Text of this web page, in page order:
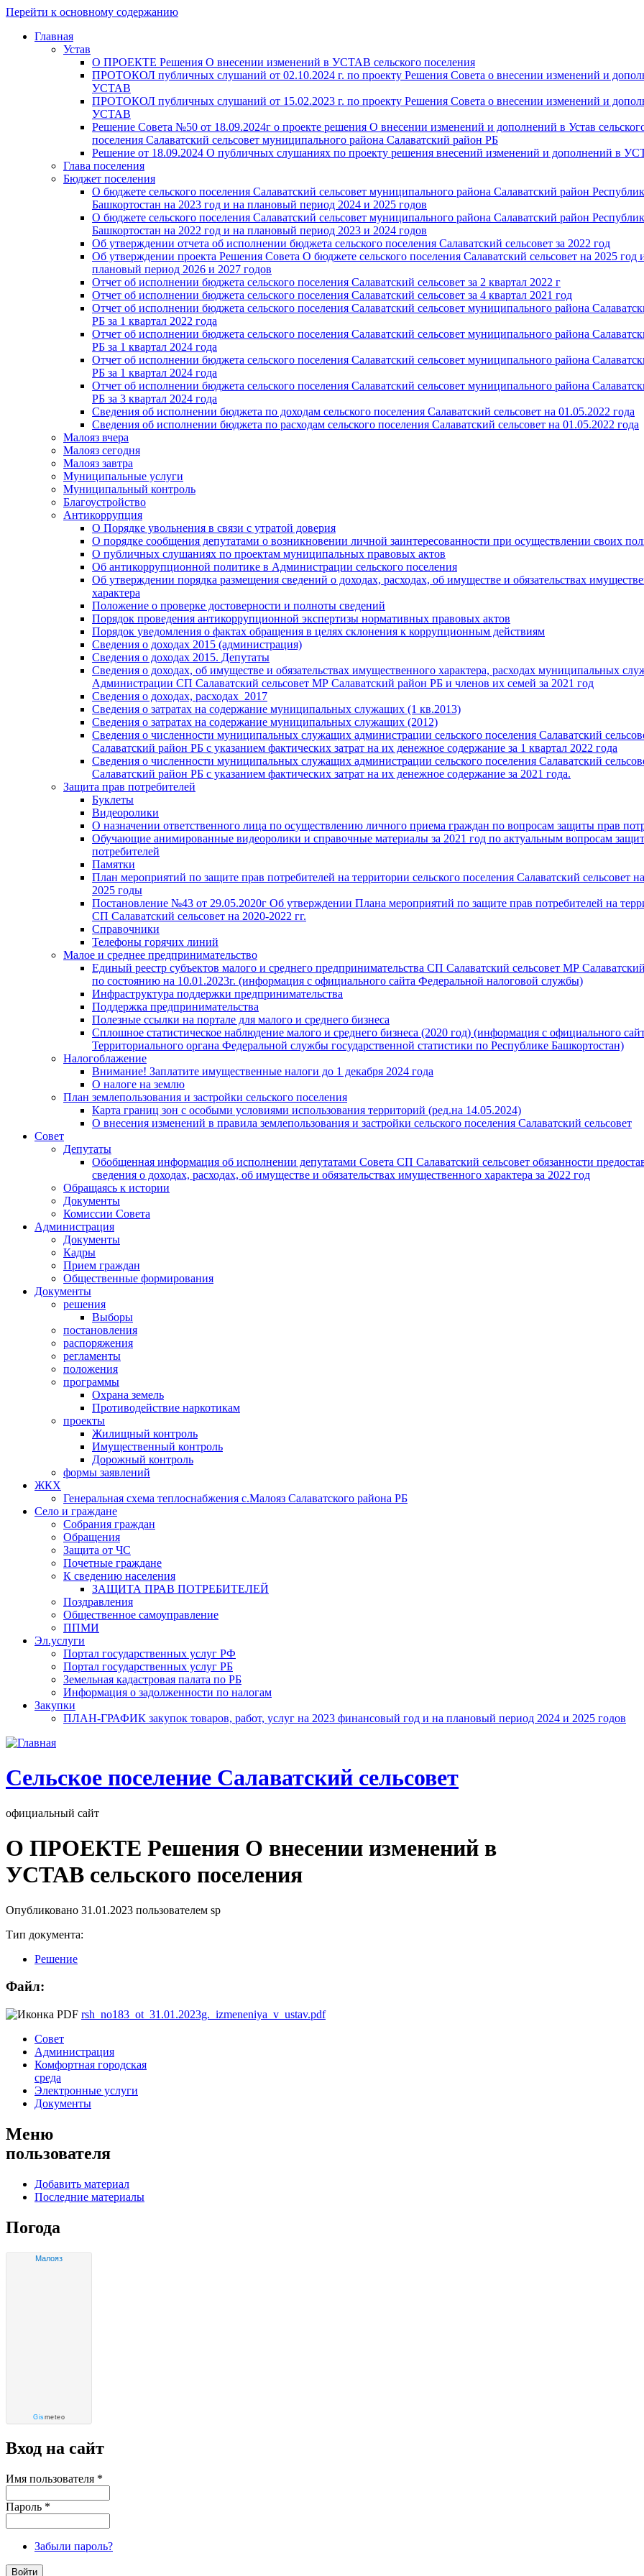
Перейти к основному содержанию
Главная
Устав
О ПРОЕКТЕ Решения О внесении изменений в УСТАВ сельского поселения
ПРОТОКОЛ публичных слушаний от 02.10.2024 г. по проекту Решения Совета о внесении изменений и
УСТАВ
ПРОТОКОЛ публичных слушаний от 15.02.2023 г. по проекту Решения Совета о внесении изменений и
УСТАВ
Решение Совета №50 от 18.09.2024г о проекте решения О внесении изменений и дополнений в Устав
поселения Салаватский сельсовет муниципального района Салаватский район РБ
Решение от 18.09.2024 О публичных слушаниях по проекту решения внесений изменений и дополнений в
Глава поселения
Бюджет поселения
О бюджете сельского поселения Салаватский сельсовет муниципального района Салаватский район
Башкортостан на 2023 год и на плановый период 2024 и 2025 годов
О бюджете сельского поселения Салаватский сельсовет муниципального района Салаватский район
Башкортостан на 2022 год и на плановый период 2023 и 2024 годов
Об утверждении отчета об исполнении бюджета сельского поселения Салаватский сельсовет за 2022 год
Об утверждении проекта Решения Совета О бюджете сельского поселения Салаватский сельсовет на 2025 год
плановый период 2026 и 2027 годов
Отчет об исполнении бюджета сельского поселения Салаватский сельсовет за 2 квартал 2022 г
Отчет об исполнении бюджета сельского поселения Салаватский сельсовет за 4 квартал 2021 год
Отчет об исполнении бюджета сельского поселения Салаватский сельсовет муниципального района
РБ за 1 квартал 2022 года
Отчет об исполнении бюджета сельского поселения Салаватский сельсовет муниципального района
РБ за 1 квартал 2024 года
Отчет об исполнении бюджета сельского поселения Салаватский сельсовет муниципального района
РБ за 1 квартал 2024 года
Отчет об исполнении бюджета сельского поселения Салаватский сельсовет муниципального района
РБ за 3 квартал 2024 года
Сведения об исполнении бюджета по доходам сельского поселения Салаватский сельсовет на 01.05.2022 года
Сведения об исполнении бюджета по расходам сельского поселения Салаватский сельсовет на 01.05.2022 года
Малояз вчера
Малояз сегодня
Малояз завтра
Муниципальные услуги
Муниципальный контроль
Благоустройство
Антикоррупция
О Порядке увольнения в связи с утратой доверия
О порядке сообщения депутатами о возникновении личной заинтересованности при осуществлении своих
О публичных слушаниях по проектам муниципальных правовых актов
Об антикоррупционной политике в Администрации сельского поселения
Об утверждении порядка размещения сведений о доходах, расходах, об имуществе и обязательствах
характера
Положение о проверке достоверности и полноты сведений
Порядок проведения антикоррупционной экспертизы нормативных правовых актов
Порядок уведомления о фактах обращения в целях склонения к коррупционным действиям
Сведения о доходах 2015 (администрация)
Сведения о доходах 2015. Депутаты
Сведения о доходах, об имуществе и обязательствах имущественного характера, расходах муниципальных
Администрации СП Салаватский сельсовет МР Салаватский район РБ и членов их семей за 2021 год
Сведения о доходах, расходах_2017
Сведения о затратах на содержание муниципальных служащих (1 кв.2013)
Сведения о затратах на содержание муниципальных служащих (2012)
Сведения о численности муниципальных служащих администрации сельского поселения Салаватский
Салаватский район РБ с указанием фактических затрат на их денежное содержание за 1 квартал 2022 года
Сведения о численности муниципальных служащих администрации сельского поселения Салаватский
Салаватский район РБ с указанием фактических затрат на их денежное содержание за 2021 года.
Защита прав потребителей
Буклеты
Видеоролики
О назначении ответственного лица по осуществлению личного приема граждан по вопросам защиты прав
Обучающие анимированные видеоролики и справочные материалы за 2021 год по актуальным вопросам
потребителей
Памятки
План мероприятий по защите прав потребителей на территории сельского поселения Салаватский сельсовет
2025 годы
Постановление №43 от 29.05.2020г Об утверждении Плана мероприятий по защите прав потребителей на
СП Салаватский сельсовет на 2020-2022 гг.
Справочники
Телефоны горячих линий
Малое и среднее предпринимательство
Единый реестр субъектов малого и среднего предпринимательства СП Салаватский сельсовет МР
по состоянию на 10.01.2023г. (информация с официального сайта Федеральной налоговой службы)
Инфраструктура поддержки предпринимательства
Поддержка предпринимательства
Полезные ссылки на портале для малого и среднего бизнеса
Сплошное статистическое наблюдение малого и среднего бизнеса (2020 год) (информация с официального
Территориального органа Федеральной службы государственной статистики по Республике Башкортостан)
Налогоблажение
Внимание! Заплатите имущественные налоги до 1 декабря 2024 года
О налоге на землю
План землепользования и застройки сельского поселения
Карта границ зон с особыми условиями использования территорий (ред.на 14.05.2024)
О внесения изменений в правила землепользования и застройки сельского поселения Салаватский сельсовет
Совет
Депутаты
Обобщенная информация об исполнении депутатами Совета СП Салаватский сельсовет обязанности
сведения о доходах, расходах, об имуществе и обязательствах имущественного характера за 2022 год
Обращаясь к истории
Документы
Комиссии Совета
Администрация
Документы
Кадры
Прием граждан
Общественные формирования
Документы
решения
Выборы
постановления
распоряжения
регламенты
положения
программы
Охрана земель
Противодействие наркотикам
проекты
Жилищный контроль
Имущественный контроль
Дорожный контроль
формы заявлений
ЖКХ
Генеральная схема теплоснабжения с.Малояз Салаватского района РБ
Село и граждане
Собрания граждан
Обращения
Защита от ЧС
Почетные граждане
К сведению населения
ЗАЩИТА ПРАВ ПОТРЕБИТЕЛЕЙ
Поздравления
Общественное самоуправление
ППМИ
Эл.услуги
Портал государственных услуг РФ
Портал государственных услуг РБ
Земельная кадастровая палата по РБ
Информация о задолженности по налогам
Закупки
ПЛАН-ГРАФИК закупок товаров, работ, услуг на 2023 финансовый год и на плановый период 2024 и 2025 годов
Cельское поселение Салаватский сельсовет
официальный сайт
О ПРОЕКТЕ Решения О внесении изменений в
УСТАВ сельского поселения
Опубликовано 31.01.2023 пользователем sp
Тип документа:
Решение
Файл:
rsh_no183_ot_31.01.2023g._izmeneniya_v_ustav.pdf
Совет
Администрация
Комфортная городская
среда
Электронные услуги
Документы
Меню
пользователя
Добавить материал
Последние материалы
Погода
Малояз
Gismeteo
Вход на сайт
Имя пользователя *
Пароль *
Забыли пароль?